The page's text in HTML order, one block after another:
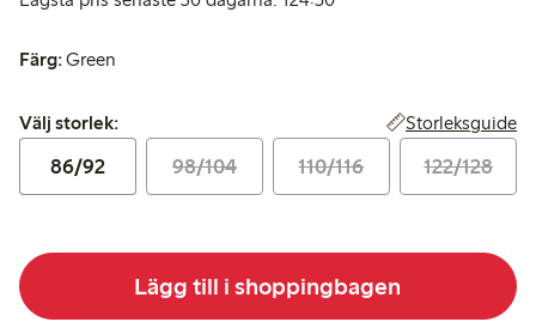
Färg:Green
Välj storlek:
Välj storlek: Storleksguide
86/92 98/104 110/116 122/128
Lägg till i shoppingbagen